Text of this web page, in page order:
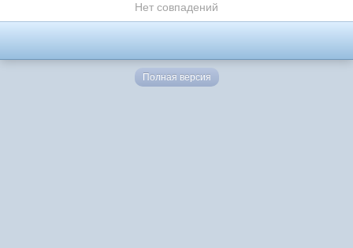
Нет совпадений
Полная версия